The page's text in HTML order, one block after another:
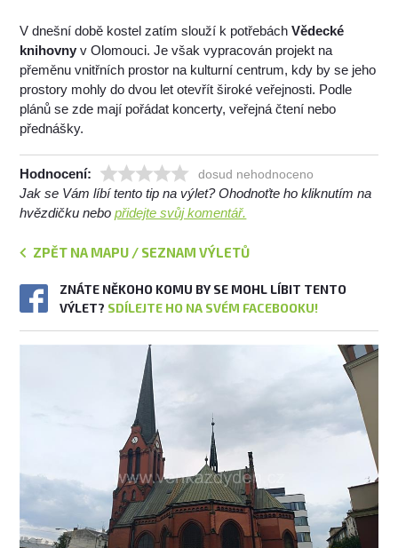
V dnešní době kostel zatím slouží k potřebáchVědecké
knihovny v Olomouci. Je však vypracován projekt na
přeměnu vnitřních prostor na kulturní centrum, kdy by se jeho
prostory mohly do dvou let otevřít široké veřejnosti. Podle
plánů se zde mají pořádat koncerty, veřejná čtení nebo
přednášky.
Hodnocení: dosud nehodnoceno
Jak se Vám líbí tento tip na výlet? Ohodnoťte ho kliknutím na
hvězdičku nebopřidejte svůj komentář.
ZPĚT NA MAPU / SEZNAM VÝLETŮ
ZNÁTE NĚKOHO KOMU BY SE MOHL LÍBIT TENTO
VÝLET? SDÍLEJTE HO NA SVÉM FACEBOOKU!